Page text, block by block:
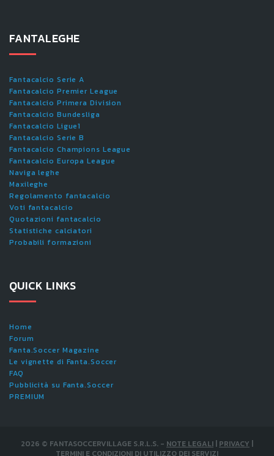
FANTALEGHE
Fantacalcio Serie A
Fantacalcio Premier League
Fantacalcio Primera Division
Fantacalcio Bundesliga
Fantacalcio Ligue1
Fantacalcio Serie B
Fantacalcio Champions League
Fantacalcio Europa League
Naviga leghe
Maxileghe
Regolamento fantacalcio
Voti fantacalcio
Quotazioni fantacalcio
Statistiche calciatori
Probabili formazioni
QUICK LINKS
Home
Forum
Fanta.Soccer Magazine
Le vignette di Fanta.Soccer
FAQ
Pubblicità su Fanta.Soccer
PREMIUM
2026 © FANTASOCCERVILLAGE S.R.L.S. - NOTE LEGALI | PRIVACY |
TERMINI E CONDIZIONI DI UTILIZZO DEI SERVIZI